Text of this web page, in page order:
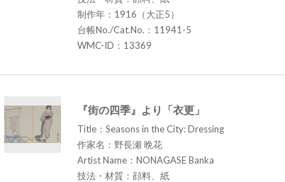
制作年：1916（大正5）
台帳No./Cat.No.：11941-5
WMC-ID：13369
『街の四季』より「衣更」
Title：Seasons in the City: Dressing
作家名：野長瀬 晩花
Artist Name：NONAGASE Banka
技法・材質：顔料、紙